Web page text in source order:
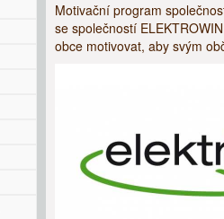
Motivační program
se společností
obce motivovat, aby svým